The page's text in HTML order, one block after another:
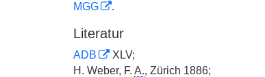
MGG
.
Literatur
ADB
XLV;
H. Weber, F. A., Zürich 1886;